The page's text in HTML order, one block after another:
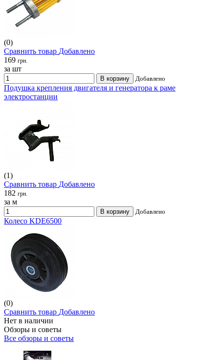
(0)
Сравнить товар Добавлено
169 грн.
за шт
В корзину Добавлено
Подушка крепления двигателя и генератора к раме
электростанции
(1)
Сравнить товар Добавлено
182 грн.
за м
В корзину Добавлено
Колесо KDE6500
(0)
Сравнить товар Добавлено
Нет в наличии
Обзоры и советы
Все обзоры и советы